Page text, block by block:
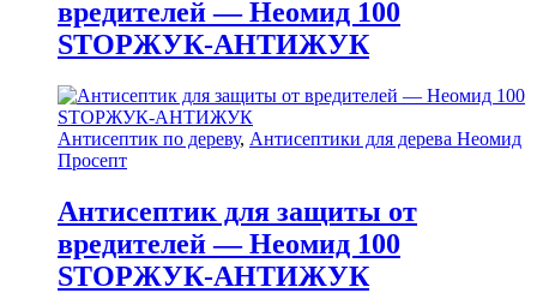
вредителей — Неомид 100
STOPЖУК-АНТИЖУК
Антисептик по дереву, Антисептики для дерева Неомид
Просепт
Антисептик для защиты от
вредителей — Неомид 100
STOPЖУК-АНТИЖУК